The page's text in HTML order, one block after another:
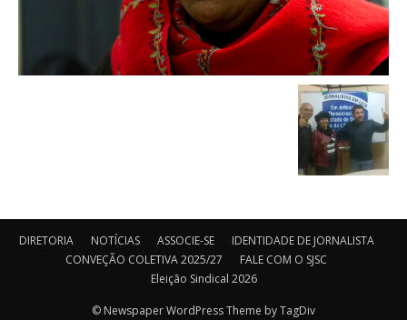
DIRETORIA NOTÍCIAS ASSOCIE-SE
IDENTIDADE DE JORNALISTA
CONVEÇÃO COLETIVA 2025/27
FALE COM O SJSC
Eleição Sindical 2026
© Newspaper WordPress Theme by TagDiv